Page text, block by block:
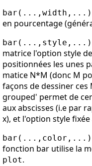
en pourcentage
matrice l'option style
positionnées les unes
matice N*M (donc M
façons de dessiner
grouped' permet de
aux abscisses (i.e par
x), et l'option style
fonction bar utilise la
plot.